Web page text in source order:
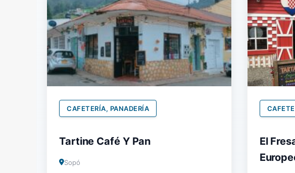
CAFETERÍA, PANADERÍA
Tartine Café Y Pan
Sopó
El